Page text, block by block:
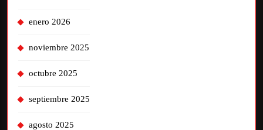
enero 2026
noviembre 2025
octubre 2025
septiembre 2025
agosto 2025